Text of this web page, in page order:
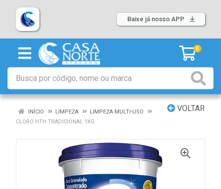
Baixe já nosso APP
0
VOLTAR
INÍCIO LIMPEZA
LIMPEZA MULTI-USO
CLORO HTH TRADICIONAL 1KG